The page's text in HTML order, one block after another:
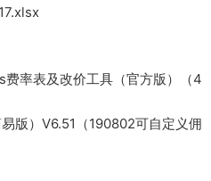
率表及改价工具（官方版）（4
版）V6.51（190802可自定义佣